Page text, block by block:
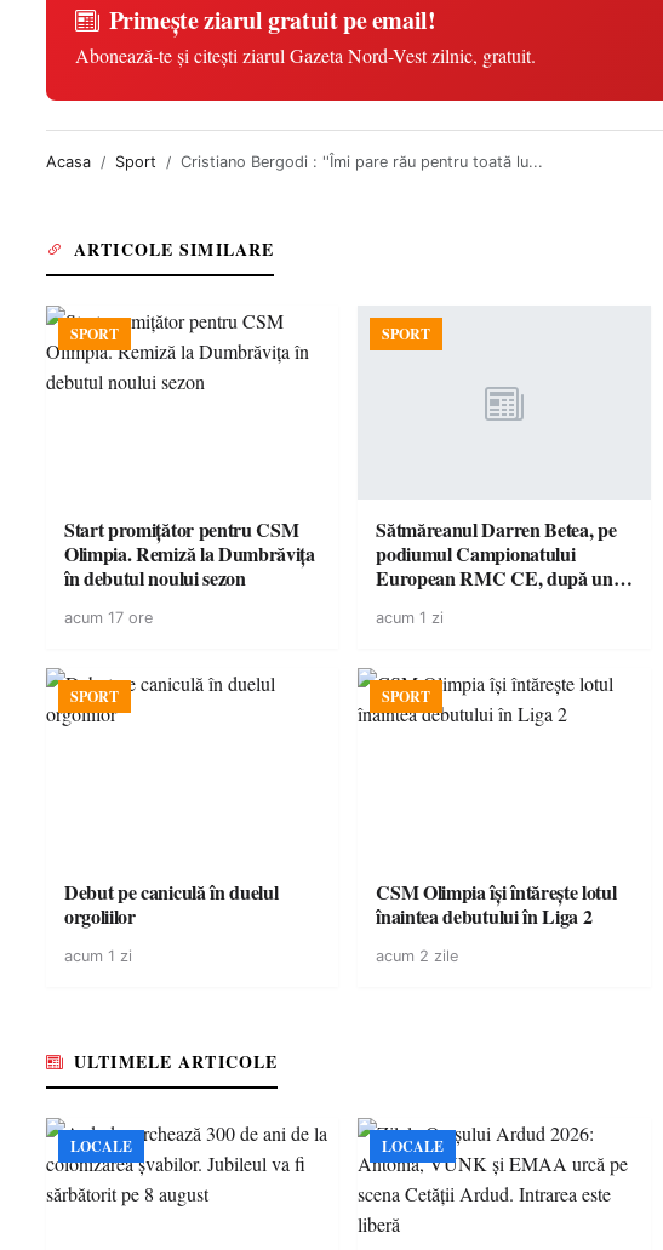
Primește ziarul gratuit pe email!
Abonează-te și citești ziarul Gazeta Nord-Vest zilnic, gratuit.
Acasa Sport Cristiano Bergodi : ''Îmi pare rău pentru toată lu...
ARTICOLE SIMILARE
SPORT
Start promițător pentru CSM
Olimpia. Remiză la Dumbrăvița
în debutul noului sezon
acum 17 ore
SPORT
Sătmăreanul Darren Betea, pe
podiumul Campionatului
European RMC CE, după un
Räikkönen
acum 1 zi
SPORT
Debut pe caniculă în duelul
orgoliilor
acum 1 zi
SPORT
CSM Olimpia își întărește lotul
înaintea debutului în Liga 2
acum 2 zile
ULTIMELE ARTICOLE
LOCALE LOCALE